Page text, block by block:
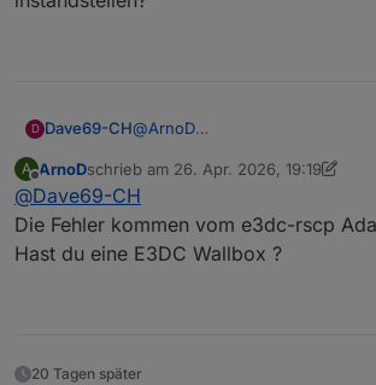
D Dave69-CH@ArnoD
betrifft.
Habe nur den Node js
PC neu gebootet (hätte ich das
Was ich seit längerem (seit
habe ist 4 warn.
ERROR WB_REQ_ENERGY_ALL
ERROR WB_REQ_PM-POWER_L1
ERROR WB_REQ_PM-POWER_L2
kann mann die irgend wie
A
Offline
ArnoDschrieb am 26. Apr. 2026, 19:19
zuletzt editiert von ArnoD
@Dave69-CH
Die Fehler kommen vom e3dc-rscp
Hast du eine E3DC Wallbox ?
20 Tagen später